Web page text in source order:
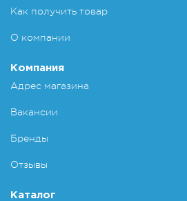
Как получить товар
О компании
Компания
Адрес магазина
Вакансии
Бренды
Отзывы
Каталог